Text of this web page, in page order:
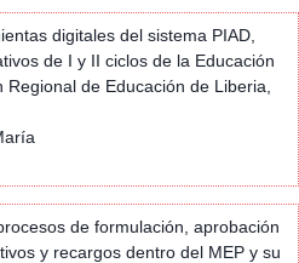
digitales del sistema PIAD,
de I y II ciclos de la Educación
de Educación de Liberia,
de formulación, aprobación
y recargos dentro del MEP y su